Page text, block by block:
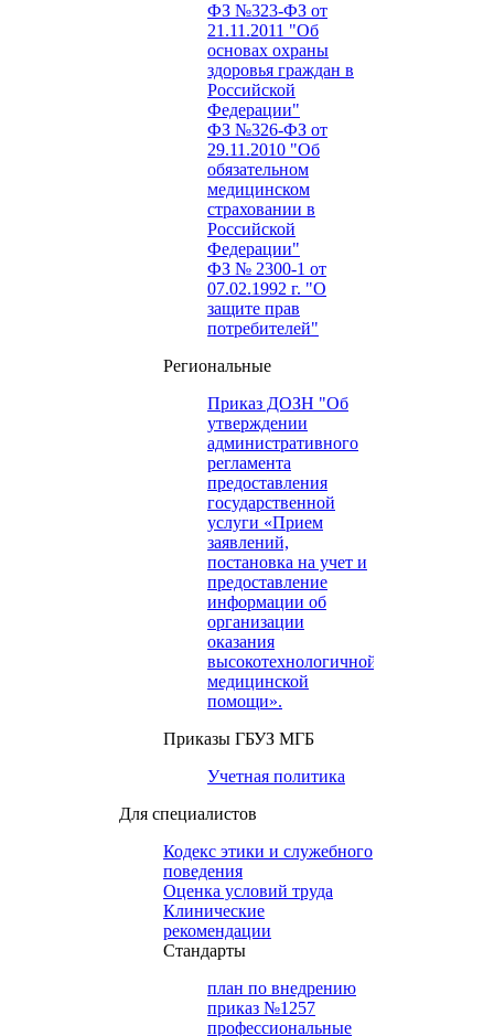
ФЗ №323-ФЗ от
21.11.2011 "Об
основах охраны
здоровья граждан в
Российской
Федерации"
ФЗ №326-ФЗ от
29.11.2010 "Об
обязательном
медицинском
страховании в
Российской
Федерации"
ФЗ № 2300-1 от
07.02.1992 г. "О
защите прав
потребителей"
Региональные
Приказ ДОЗН "Об
утверждении
административного
регламента
предоставления
государственной
услуги «Прием
заявлений,
постановка на учет и
предоставление
информации об
организации
оказания
высокотехнологичной
медицинской
помощи».
Приказы ГБУЗ МГБ
Учетная политика
Для специалистов
Кодекс этики и служебного
поведения
Оценка условий труда
Клинические
рекомендации
Cтандарты
план по внедрению
приказ №1257
профессиональные